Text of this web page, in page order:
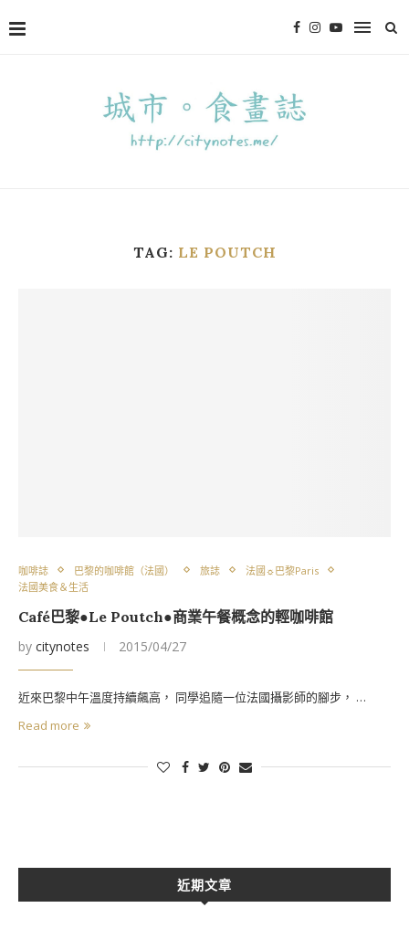
TAG: LE POUTCH
咖啡誌 巴黎的咖啡館（法國） 旅誌
法國☼巴黎Paris
法國美食＆生活
Café巴黎●Le Poutch●商業午餐概念的輕咖啡館
by citynotes 2015/04/27
近來巴黎中午溫度持續飆高， 同學追隨一位法國攝影師的腳步， …
Read more
近期文章